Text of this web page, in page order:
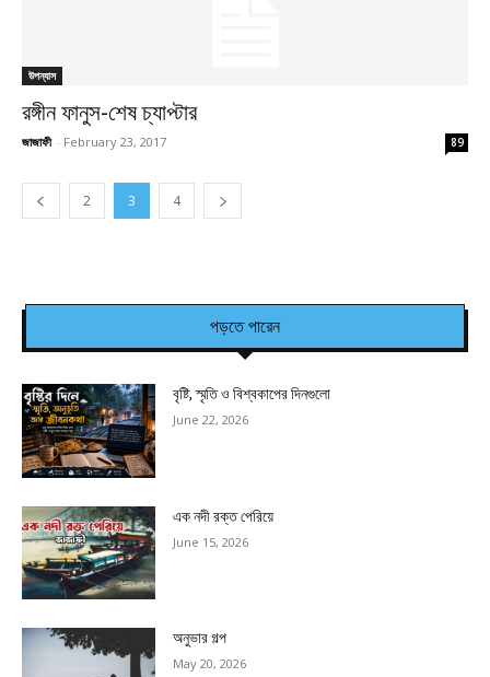
উপন্যাস
রঙ্গীন ফানুস-শেষ চ্যাপ্টার
জাজাফী - February 23, 2017 89
2 3 4
পড়তে পারেন
বৃষ্টি, স্মৃতি ও বিশ্বকাপের দিনগুলো
June 22, 2026
এক নদী রক্ত পেরিয়ে
June 15, 2026
অনুভার গল্প
May 20, 2026